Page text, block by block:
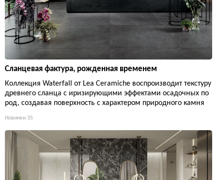
Сланцевая фактура, рожденная временем
Коллекция Waterfall от Lea Ceramiche воспроизводит текстуру
древнего сланца с иризирующими эффектами осадочных по
род, создавая поверхность с характером природного камня
Новинки 35